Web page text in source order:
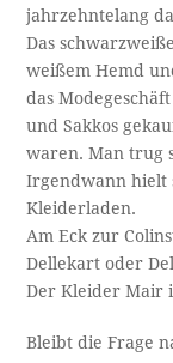
jahrzehntelang
Das
weißem Hemd
das
und Sakkos
waren. Man trug
Irgendwann hielt
Kleiderladen.
Am Eck zur
Dellekart oder
Der Kleider Mair
Bleibt die Frage